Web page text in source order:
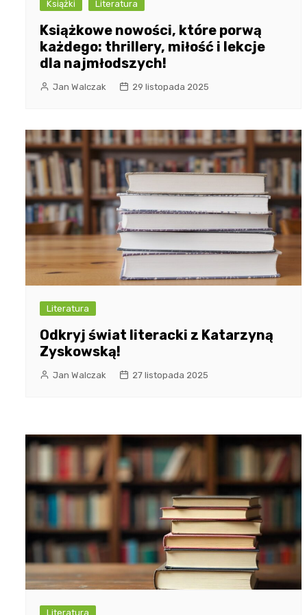
Książki Literatura
Książkowe nowości, które porwą
każdego: thrillery, miłość i lekcje
dla najmłodszych!
Jan Walczak 29 listopada 2025
Literatura
Odkryj świat literacki z Katarzyną
Zyskowską!
Jan Walczak 27 listopada 2025
Literatura